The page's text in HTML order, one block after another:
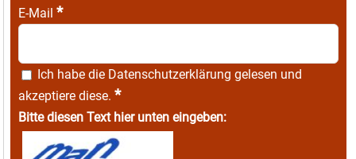
E-Mail *
Ich habe die Datenschutzerklärung gelesen und
akzeptiere diese. *
Bitte diesen Text hier unten eingeben: